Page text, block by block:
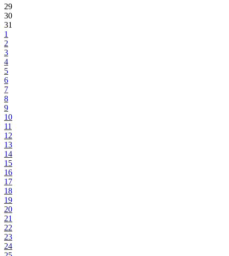
29
30
31
1
2
3
4
5
6
7
8
9
10
11
12
13
14
15
16
17
18
19
20
21
22
23
24